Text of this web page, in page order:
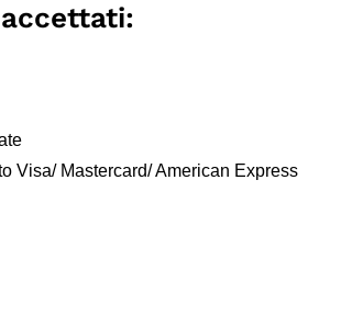
Visa/ Mastercard/ American Express